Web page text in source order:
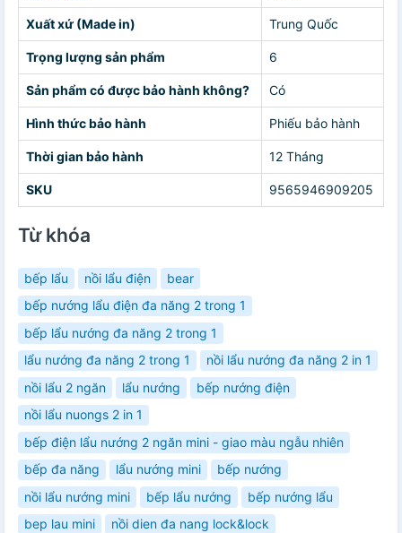
Xuất xứ (Made in) Trung Quốc
Trọng lượng sản phẩm 6
Sản phẩm có được bảo hành không? Có
Hình thức bảo hành Phiếu bảo hành
Thời gian bảo hành 12 Tháng
SKU 9565946909205
Từ khóa
bếp lẩu nồi lẩu điện
bear
bếp nướng lẩu điện đa năng 2 trong 1
bếp lẩu nướng đa năng 2 trong 1
lẩu nướng đa năng 2 trong 1
nồi lẩu nướng đa năng 2 in 1
nồi lẩu 2 ngăn
lẩu nướng
bếp nướng điện
nồi lẩu nuongs 2 in 1
bếp điện lẩu nướng 2 ngăn mini - giao màu ngẫu nhiên
bếp đa năng
lẩu nướng mini
bếp nướng
nồi lẩu nướng mini
bếp lẩu nướng
bếp nướng lẩu
bep lau mini
nồi dien đa nang lock&lock